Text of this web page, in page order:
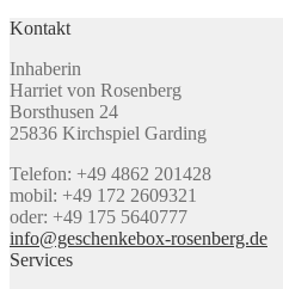
Kontakt
Inhaberin
Harriet von Rosenberg
Borsthusen 24
25836 Kirchspiel Garding
Telefon: +49 4862 201428
mobil: +49 172 2609321
oder: +49 175 5640777
info@geschenkebox-rosenberg.de
Services